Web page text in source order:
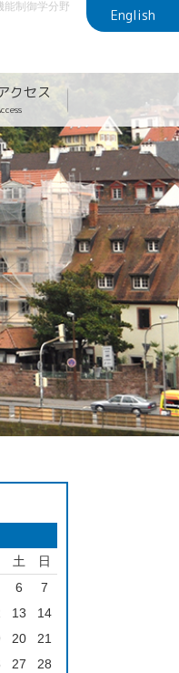
能制御学分野 English
クセス
土 日
6
7
13
14
20
21
27
28